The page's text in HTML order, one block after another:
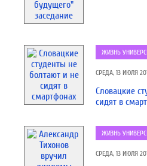
ЖИЗНЬ
СРЕДА, 13 ИЮЛЯ
Словацкие
сидят в
ЖИЗНЬ
СРЕДА, 13 ИЮЛЯ